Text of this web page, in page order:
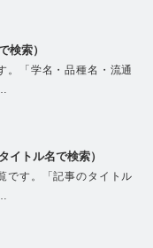
検索）
。「学名・品種名・流通
イトル名で検索）
です。「記事のタイトル